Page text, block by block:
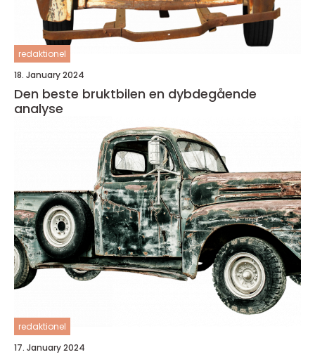
redaktionel
18. January 2024
Den beste bruktbilen en dybdegående
analyse
redaktionel
17. January 2024